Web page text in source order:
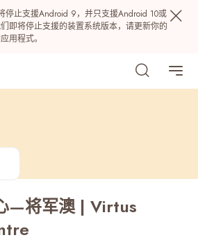
停止支援Android 9，并只支援Android 10或
即将停止支援的装置系统版本，请更新你的
用程式。
—将军澳 | Virtus